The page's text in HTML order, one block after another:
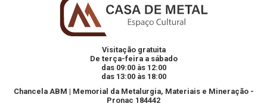
Visitação gratuita
De terça-feira a sábado
das 09:00 às 12:00
das 13:00 às 18:00
Chancela ABM | Memorial da Metalurgia, Materiais e Mineração -
Pronac 184442